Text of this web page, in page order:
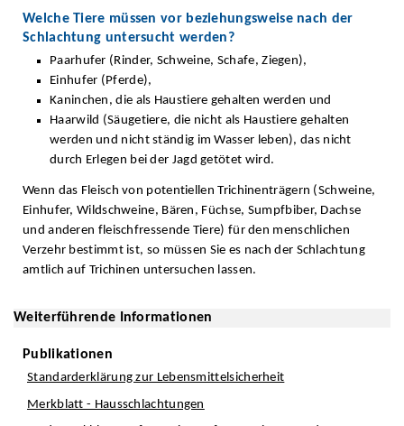
Welche Tiere müssen vor beziehungsweise nach der
Schlachtung untersucht werden?
Paarhufer (Rinder, Schweine, Schafe, Ziegen),
Einhufer (Pferde),
Kaninchen, die als Haustiere gehalten werden und
Haarwild (Säugetiere, die nicht als Haustiere gehalten
werden und nicht ständig im Wasser leben), das nicht
durch Erlegen bei der Jagd getötet wird.
Wenn das Fleisch von potentiellen Trichinenträgern (Schweine,
Einhufer, Wildschweine, Bären, Füchse, Sumpfbiber, Dachse
und anderen fleischfressende Tiere) für den menschlichen
Verzehr bestimmt ist, so müssen Sie es nach der Schlachtung
amtlich auf Trichinen untersuchen lassen.
Weiterführende Informationen
Publikationen
Standarderklärung zur Lebensmittelsicherheit
Merkblatt - Hausschlachtungen